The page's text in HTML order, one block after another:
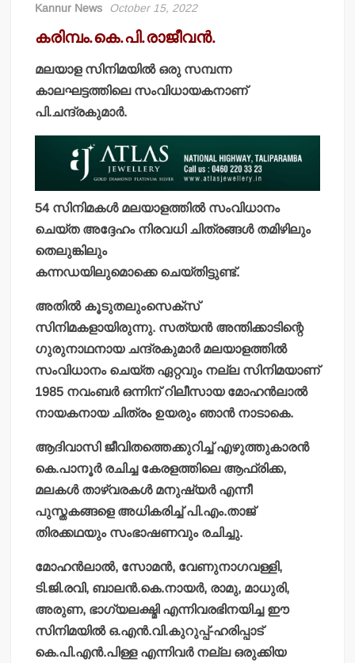
Kannur News October 15, 2022
കരിമ്പം.കെ.പി.രാജീവന്‍.
മലയാള സിനിമയില്‍ ഒരു സമ്പന്ന
കാലഘട്ടത്തിലെ സംവിധായകനാണ്
പി.ചന്ദ്രകുമാര്‍.
54 സിനിമകള്‍ മലയാളത്തില്‍ സംവിധാനം
ചെയ്ത അദ്ദേഹം നിരവധി ചിത്രങ്ങള്‍ തമിഴിലും
തെലുങ്കിലും
കന്നഡയിലുമൊക്കെ ചെയ്തിട്ടുണ്ട്.
അതില്‍ കൂടുതലുംസെക്‌സ്‌
സിനിമകളായിരുന്നു. സത്യന്‍ അന്തിക്കാടിന്റെ
ഗുരുനാഥനായ ചന്ദ്രകുമാര്‍ മലയാളത്തില്‍
സംവിധാനം ചെയ്ത ഏറ്റവും നല്ല സിനിമയാണ്
1985 നവംബര്‍ ഒന്നിന് റിലീസായ മോഹന്‍ലാല്‍
നായകനായ ചിത്രം ഉയരും ഞാന്‍ നാടാകെ.
ആദിവാസി ജീവിതത്തെക്കുറിച്ച് എഴുത്തുകാരന്‍
കെ.പാനൂര്‍ രചിച്ച കേരളത്തിലെ ആഫ്രിക്ക,
മലകള്‍ താഴ്‌വരകള്‍ മനുഷ്യര്‍ എന്നീ
പുസ്തകങ്ങളെ അധികരിച്ച് പി.എം.താജ്
തിരക്കഥയും സംഭാഷണവും രചിച്ചു.
മോഹന്‍ലാല്‍, സോമന്‍, വേണുനാഗവള്ളി,
ടി.ജി.രവി, ബാലന്‍.കെ.നായര്‍, രാമു, മാധുരി,
അരുണ, ഭാഗ്യലക്ഷ്മി എന്നിവരഭിനയിച്ച ഈ
സിനിമയില്‍ ഒ.എന്‍.വി.കുറുപ്പ്-ഹരിപ്പാട്
കെ.പി.എന്‍.പിള്ള എന്നിവര്‍ നല്ല ഒരുക്കിയ